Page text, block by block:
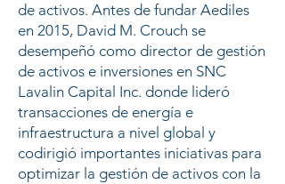
de activos. Antes de fundar Aediles
en 2015, David M. Crouch se
desempeñó como director de gestión
de activos e inversiones en SNC
Lavalin Capital Inc. donde lideró
transacciones de energía e
infraestructura a nivel global y
codirigió importantes iniciativas para
optimizar la gestión de activos con la